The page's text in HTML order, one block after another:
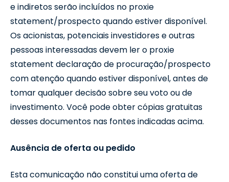
e indiretos serão incluídos no proxie
statement/prospecto quando estiver disponível.
Os acionistas, potenciais investidores e outras
pessoas interessadas devem ler o proxie
statement declaração de procuração/prospecto
com atenção quando estiver disponível, antes de
tomar qualquer decisão sobre seu voto ou de
investimento. Você pode obter cópias gratuitas
desses documentos nas fontes indicadas acima.
Ausência de oferta ou pedido
Esta comunicação não constitui uma oferta de